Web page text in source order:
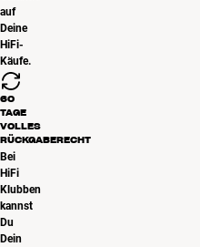
auf
Deine
HiFi-
Käufe.
60
TAGE
VOLLES
RÜCKGABERECHT
Bei
HiFi
Klubben
kannst
Du
Dein